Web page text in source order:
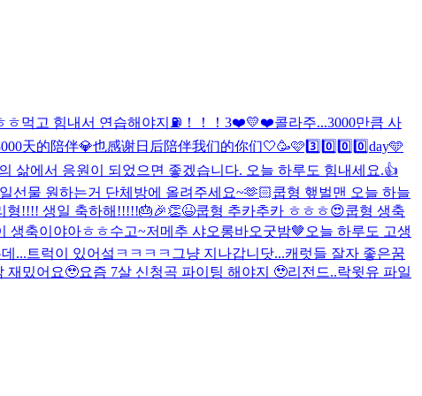
ㅎ먹고 힘내서 연습해야지⛽️！！！ 3❤️💛❤️콜라주...3000만큼 사
天的陪伴💎也感谢日后陪伴我们的你们🤍🥳🩷3️⃣0️⃣0️⃣0️⃣day🩵
삶에서 응원이 되었으면 좋겠습니다. 오늘 하루도 힘내세요.👍
선물 원하는거 단체방에 올려주세요~🫶🏻쿱형 햎벌맨 오늘 하늘
형!!!! 생일 축하해!!!!!🎂🎉👏😆쿱형 추카추카 ㅎㅎㅎ😍쿱형 생축
생축이야아ㅎㅎ수고~저메추 샤오롱바오굿밤🤎 오늘 하루도 고생
...트럭이 있어섴ㅋㅋㅋㅋ그냥 지나갑니닷...캐럿들 잘자 좋은꿈
재밌어요🥹요즘 7살 신청곡 파이팅 해야지 🥹리전드..락윗유 파일